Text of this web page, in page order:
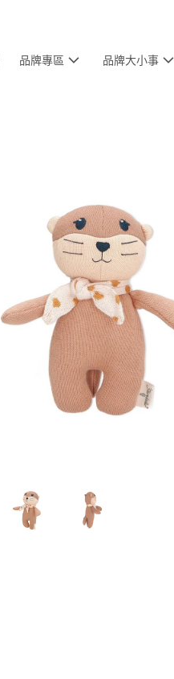
品牌專區 品牌大小事